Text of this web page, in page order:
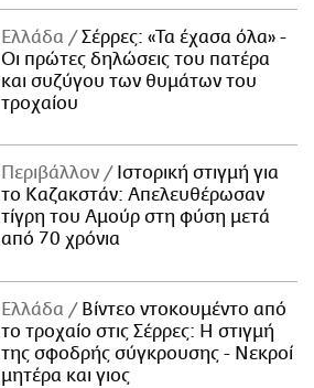
Ελλάδα
Σέρρες: «Τα έχασα όλα» -
Οι πρώτες δηλώσεις του πατέρα
και συζύγου των θυμάτων του
τροχαίου
Περιβάλλον
Ιστορική στιγμή για
το Καζακστάν: Απελευθέρωσαν
τίγρη του Αμούρ στη φύση μετά
από 70 χρόνια
Ελλάδα
Βίντεο ντοκουμέντο από
το τροχαίο στις Σέρρες: Η στιγμή
της σφοδρής σύγκρουσης - Νεκροί
μητέρα και γιος